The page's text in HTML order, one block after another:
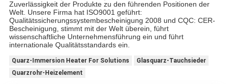
Zuverlässigkeit der Produkte zu den führenden Positionen der
Welt. Unsere Firma hat ISO9001 geführt:
Qualitätssicherungssystembescheinigung 2008 und CQC: CER-
Bescheinigung, stimmt mit der Welt überein, führt
wissenschaftliche Unternehmensführung ein und führt
internationale Qualitätsstandards ein.
Quarz-Immersion Heater For Solutions
Glasquarz-Tauchsieder
Quarzrohr-Heizelement